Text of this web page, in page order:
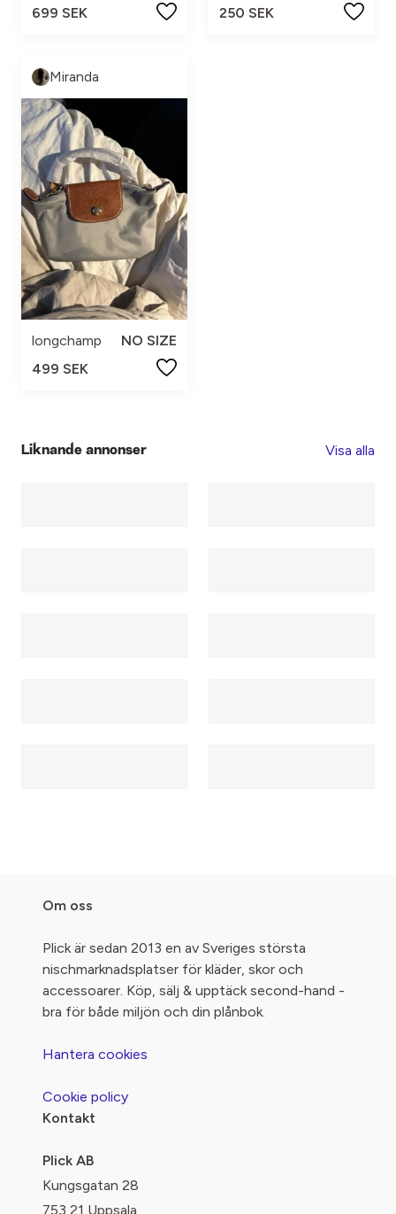
699 SEK
250 SEK
Miranda
longchamp
NO SIZE
499 SEK
Liknande annonser Visa alla
Om oss
Plick är sedan 2013 en av Sveriges största
nischmarknadsplatser för kläder, skor och
accessoarer. Köp, sälj & upptäck second-hand -
bra för både miljön och din plånbok.
Hantera cookies
Cookie policy
Kontakt
Plick AB
Kungsgatan 28
753 21 Uppsala